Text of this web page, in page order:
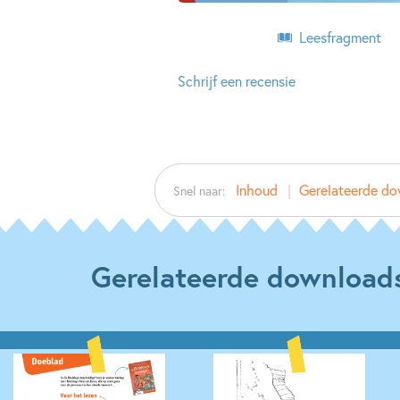
Leesfragment
Schrijf een recensie
Snel naar: Inhoud Gerelateerde
Gerelateerde